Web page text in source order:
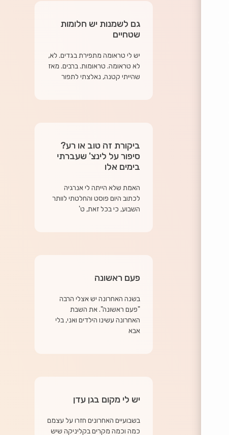
גם לשמנות יש חלומות
שטחיים
יש לי טראומה מתפירת בגדים. לא,
לא טראומה. טראומות. ברבים. מאז
שהייתי קטנה, נאלצתי לתפור
ביקורת זה טוב או רע?
סיפור על לינצ' שעברתי
בימים אלו
האמת שלא הייתה לי אנרגיה
לכתוב היום פוסט והחלטתי לוותר
השבוע, כי בכל זאת, ט'
פעם ראשונה
בשנה האחרונה יש אצלי הרבה
"פעם ראשונה". את השבת
האחרונה עשינו הילדים ואני, בלי
אבא
יש לי מקום בגן עדן
בשבועיים האחרונים חזרו על עצמם
כמה וכמה מקרים בקליניקה שיש